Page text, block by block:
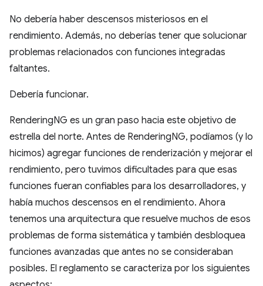
No debería haber descensos misteriosos en el
rendimiento. Además, no deberías tener que solucionar
problemas relacionados con funciones integradas
faltantes.
Debería funcionar.
RenderingNG es un gran paso hacia este objetivo de
estrella del norte. Antes de RenderingNG, podíamos (y lo
hicimos) agregar funciones de renderización y mejorar el
rendimiento, pero tuvimos dificultades para que esas
funciones fueran confiables para los desarrolladores, y
había muchos descensos en el rendimiento. Ahora
tenemos una arquitectura que resuelve muchos de esos
problemas de forma sistemática y también desbloquea
funciones avanzadas que antes no se consideraban
posibles. El reglamento se caracteriza por los siguientes